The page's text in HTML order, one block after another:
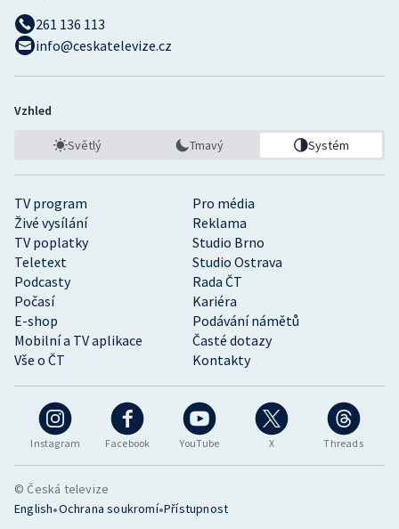
Instagram Facebook YouTube X Threads
TV program
Pro média
Živé vysílání
Reklama
TV poplatky
Studio Brno
Teletext
Studio Ostrava
Podcasty
Rada ČT
Počasí
Kariéra
E-shop
Podávání námětů
Mobilní a TV aplikace
Časté dotazy
Vše o ČT
Kontakty
261 136 113
info@ceskatelevize.cz
Vzhled
Světlý Tmavý Systém
© Česká televize
English•Ochrana soukromí•Přístupnost